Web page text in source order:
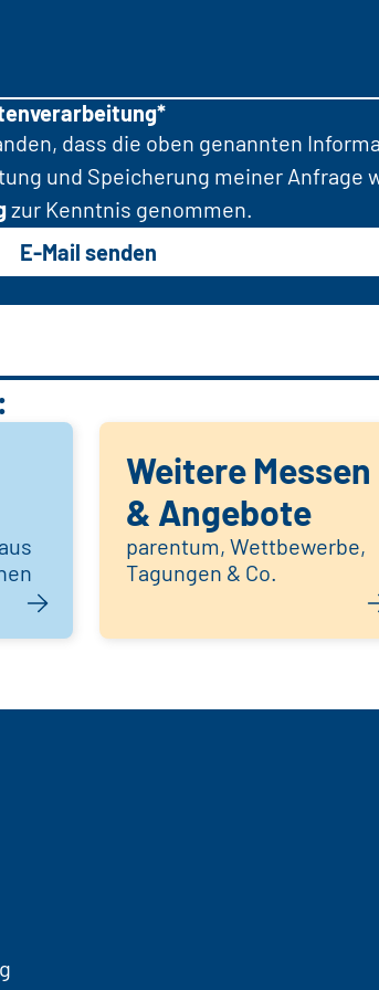
dass die oben genannten
und Speicherung meiner Anfrage
zur Kenntnis genommen.
E-Mail senden
Weitere Messen
& Angebote
parentum, Wettbewerbe,
Tagungen & Co.